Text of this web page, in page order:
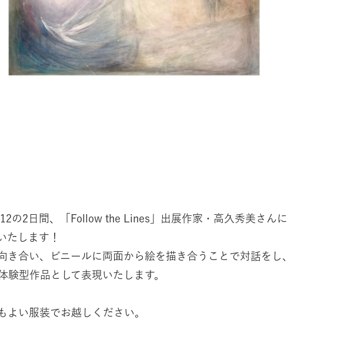
の2日間、「Follow the Lines」出展作家・高久秀美さんに
たします！
き合い、ビニールに両面から絵を描き合うことで対話をし、
型作品として表現いたします。
い服装でお越しください。